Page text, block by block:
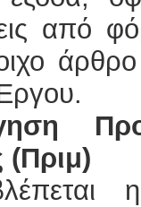
από
(Πριμ)